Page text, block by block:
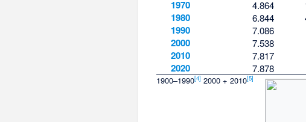
1970 4.864
1980 6.844
1990 7.086
2000 7.538
2010 7.817
2020 7.878
1900–1990[4] 2000 + 2010[5]